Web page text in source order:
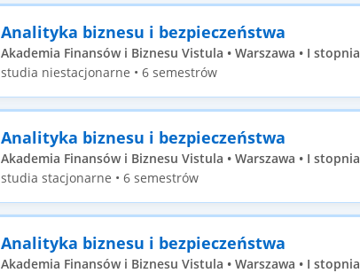
Analityka biznesu i bezpieczeństwa
Akademia Finansów i Biznesu Vistula • Warszawa • I stopnia
studia niestacjonarne • 6 semestrów
Analityka biznesu i bezpieczeństwa
Akademia Finansów i Biznesu Vistula • Warszawa • I stopnia
studia stacjonarne • 6 semestrów
Analityka biznesu i bezpieczeństwa
Akademia Finansów i Biznesu Vistula • Warszawa • I stopnia